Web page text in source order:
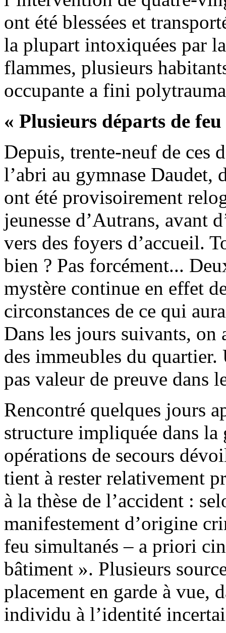
ont été blessées et
la plupart intoxiquées par
flammes, plusieurs
occupante a fini
« Plusieurs départs de
Depuis, trente-neuf de ces
l’abri au gymnase Daudet,
ont été provisoirement
jeunesse d’Autrans, avant
vers des foyers d’accueil.
bien ? Pas forcément...
mystère continue en effet
circonstances de ce qui
Dans les jours suivants,
des immeubles du quartier.
pas valeur de preuve dans
Rencontré quelques jours
structure impliquée dans la
opérations de secours
tient à rester relativement
à la thèse de l’accident :
manifestement d’origine
feu simultanés – a priori
bâtiment ». Plusieurs
placement en garde à vue,
individu à l’identité